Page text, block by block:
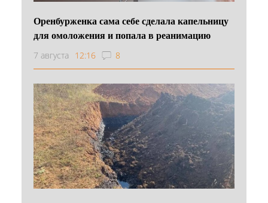
Оренбурженка сама себе сделала капельницу
для омоложения и попала в реанимацию
7 августа 12:16 8